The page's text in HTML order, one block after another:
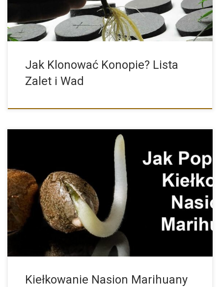
Jak Klonować Konopie? Lista
Zalet i Wad
Metody Kiełkowania Nasion oraz Najczęściej Popełniane Błędy
Właśnie kupiłeś nasiona […]
Kiełkowanie Nasion Marihuany